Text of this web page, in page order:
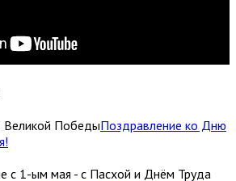
Поздравление ко Дню